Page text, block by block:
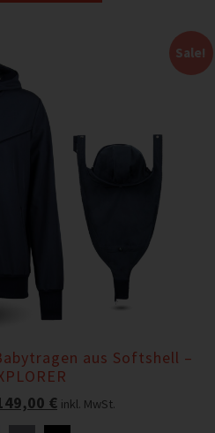
Sale!
aus Softshell –
€ inkl. MwSt.